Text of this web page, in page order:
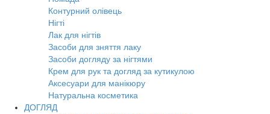
Контурний олівець
Нігті
Лак для нігтів
Засоби для зняття лаку
Засоби догляду за нігтями
Крем для рук та догляд за кутикулою
Аксесуари для манікюру
Натуральна косметика
ДОГЛЯД